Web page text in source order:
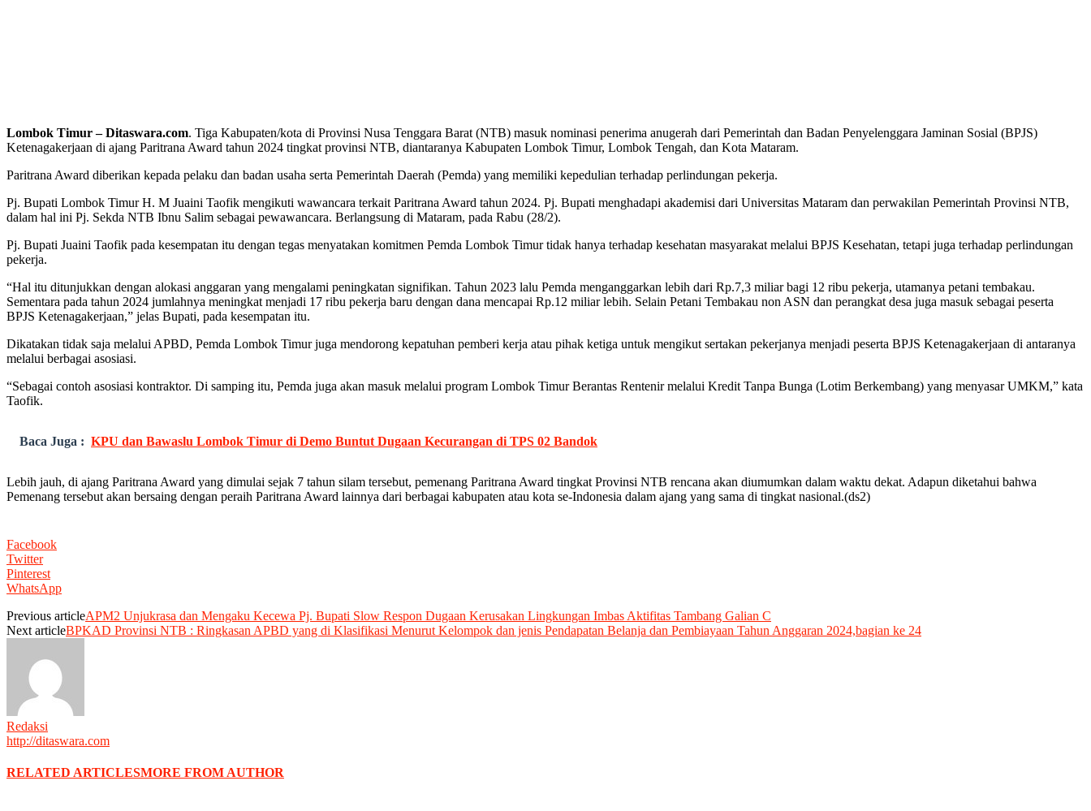
Lombok Timur – Ditaswara.com. Tiga Kabupaten/kota di Provinsi Nusa Tenggara Barat (NTB) masuk nominasi penerima anugerah dari Pemerintah dan Badan Penyelenggara Jaminan Sosial (BPJS)
Ketenagakerjaan di ajang Paritrana Award tahun 2024 tingkat provinsi NTB, diantaranya Kabupaten Lombok Timur, Lombok Tengah, dan Kota Mataram.
Paritrana Award diberikan kepada pelaku dan badan usaha serta Pemerintah Daerah (Pemda) yang memiliki kepedulian terhadap perlindungan pekerja.
Pj. Bupati Lombok Timur H. M Juaini Taofik mengikuti wawancara terkait Paritrana Award tahun 2024. Pj. Bupati menghadapi akademisi dari Universitas Mataram dan perwakilan Pemerintah Provinsi NTB,
dalam hal ini Pj. Sekda NTB Ibnu Salim sebagai pewawancara. Berlangsung di Mataram, pada Rabu (28/2).
Pj. Bupati Juaini Taofik pada kesempatan itu dengan tegas menyatakan komitmen Pemda Lombok Timur tidak hanya terhadap kesehatan masyarakat melalui BPJS Kesehatan, tetapi juga terhadap perlindungan
pekerja.
“Hal itu ditunjukkan dengan alokasi anggaran yang mengalami peningkatan signifikan. Tahun 2023 lalu Pemda menganggarkan lebih dari Rp.7,3 miliar bagi 12 ribu pekerja, utamanya petani tembakau.
Sementara pada tahun 2024 jumlahnya meningkat menjadi 17 ribu pekerja baru dengan dana mencapai Rp.12 miliar lebih. Selain Petani Tembakau non ASN dan perangkat desa juga masuk sebagai peserta
BPJS Ketenagakerjaan,” jelas Bupati, pada kesempatan itu.
Dikatakan tidak saja melalui APBD, Pemda Lombok Timur juga mendorong kepatuhan pemberi kerja atau pihak ketiga untuk mengikut sertakan pekerjanya menjadi peserta BPJS Ketenagakerjaan di antaranya
melalui berbagai asosiasi.
“Sebagai contoh asosiasi kontraktor. Di samping itu, Pemda juga akan masuk melalui program Lombok Timur Berantas Rentenir melalui Kredit Tanpa Bunga (Lotim Berkembang) yang menyasar UMKM,” kata
Taofik.
Baca Juga : KPU dan Bawaslu Lombok Timur di Demo Buntut Dugaan Kecurangan di TPS 02 Bandok
Lebih jauh, di ajang Paritrana Award yang dimulai sejak 7 tahun silam tersebut, pemenang Paritrana Award tingkat Provinsi NTB rencana akan diumumkan dalam waktu dekat. Adapun diketahui bahwa
Pemenang tersebut akan bersaing dengan peraih Paritrana Award lainnya dari berbagai kabupaten atau kota se-Indonesia dalam ajang yang sama di tingkat nasional.(ds2)
Facebook
Twitter
Pinterest
WhatsApp
Previous articleAPM2 Unjukrasa dan Mengaku Kecewa Pj. Bupati Slow Respon Dugaan Kerusakan Lingkungan Imbas Aktifitas Tambang Galian C
Next articleBPKAD Provinsi NTB : Ringkasan APBD yang di Klasifikasi Menurut Kelompok dan jenis Pendapatan Belanja dan Pembiayaan Tahun Anggaran 2024,bagian ke 24
Redaksi
http://ditaswara.com
RELATED ARTICLESMORE FROM AUTHOR